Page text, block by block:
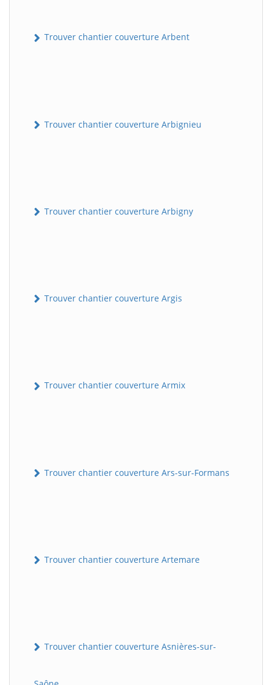
Trouver chantier couverture Arbent
Trouver chantier couverture Arbignieu
Trouver chantier couverture Arbigny
Trouver chantier couverture Argis
Trouver chantier couverture Armix
Trouver chantier couverture Ars-sur-Formans
Trouver chantier couverture Artemare
Trouver chantier couverture Asnières-sur-